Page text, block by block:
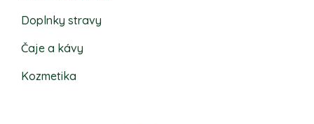
Doplnky stravy
Čaje a kávy
Kozmetika